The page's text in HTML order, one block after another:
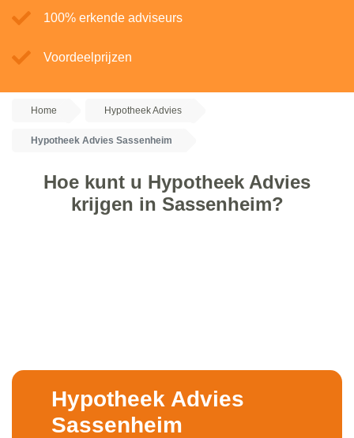
100% erkende adviseurs
Voordeelprijzen
Home Hypotheek Advies
Hypotheek Advies Sassenheim
Hoe kunt u Hypotheek Advies
krijgen in Sassenheim?
Hypotheek Advies
Sassenheim